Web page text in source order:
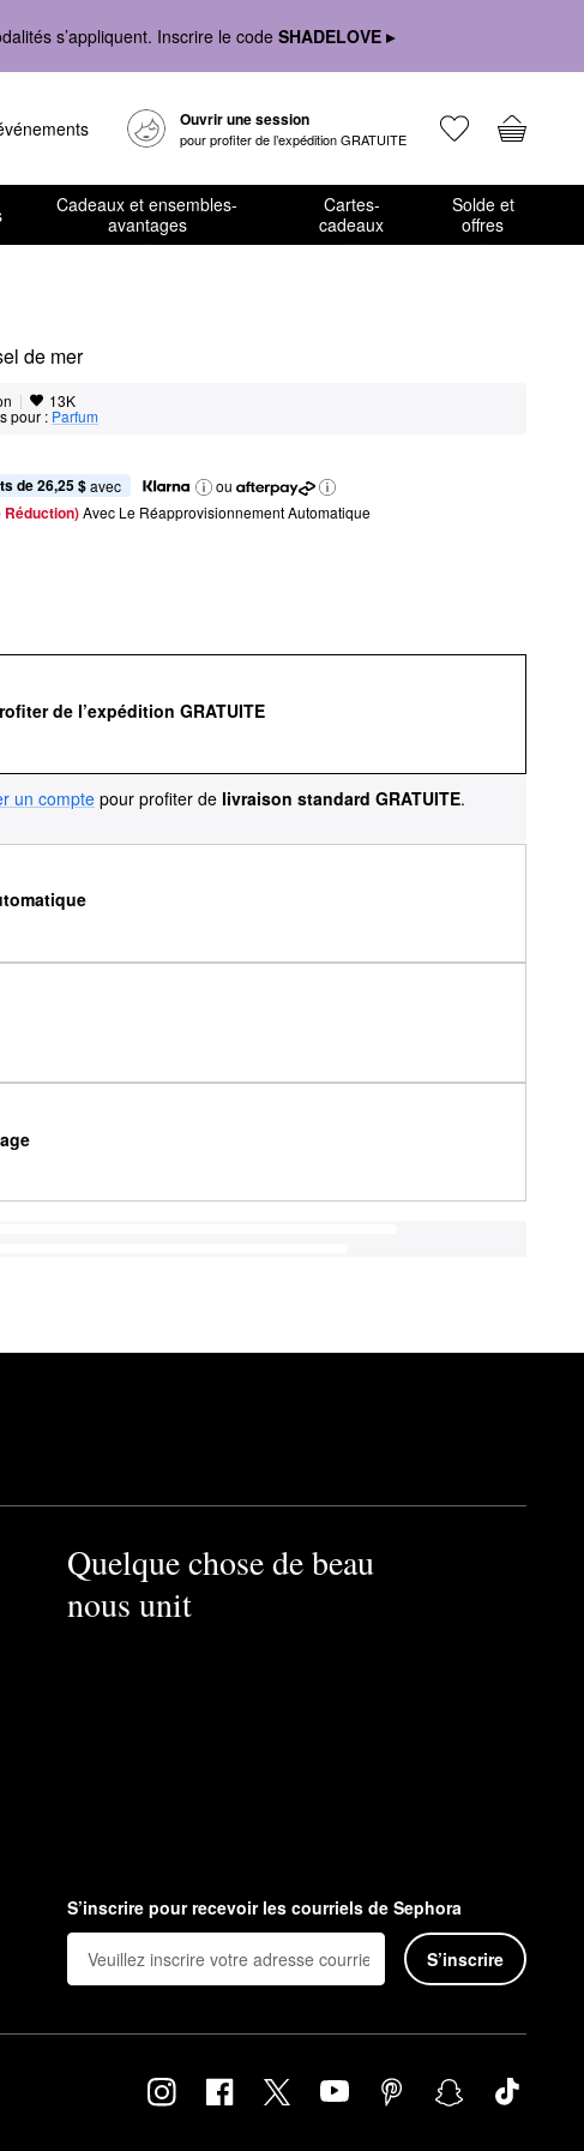
s’appliquent. Inscrire le code SHADELOVE ▸
Ouvrir une session
pour profiter de l’expédition GRATUITE
Cadeaux et ensembles-
avantages
Cartes-
cadeaux
Solde et
offres
de mer
| 13K
pour : Parfum
de 26,25 $ avec
ou
Réduction) Avec Le Réapprovisionnement Automatique
de l’expédition GRATUITE
un compte pour profiter de livraison standard GRATUITE.
Quelque chose de beau
nous unit
S’inscrire pour recevoir les courriels de Sephora
S’inscrire